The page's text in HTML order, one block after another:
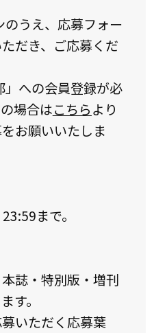
のうえ、応募フォー
だき、ご応募くだ
への会員登録が必
場合はこちらより
お願いいたしま
まで。
誌・特別版・増刊
す。
いただく応募葉